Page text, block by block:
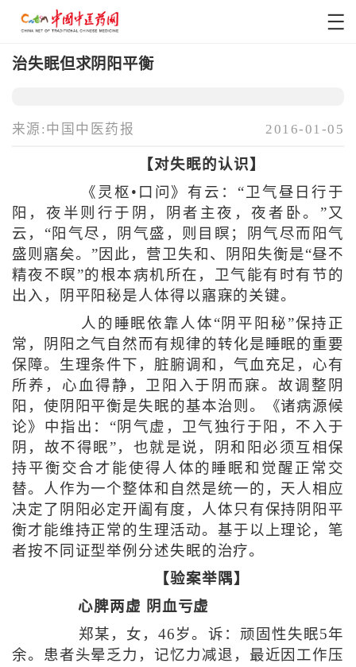
治失眠但求阴阳平衡
来源:中国中医药报 2016-01-05
【对失眠的认识】
《灵枢•口问》有云：“卫气昼日行于
阳，夜半则行于阴，阴者主夜，夜者卧。”又
云，“阳气尽，阴气盛，则目瞑；阴气尽而阳气
盛则寤矣。”因此，营卫失和、阴阳失衡是“昼不
精夜不瞑”的根本病机所在，卫气能有时有节的
出入，阴平阳秘是人体得以寤寐的关键。
人的睡眠依靠人体“阴平阳秘”保持正
常，阴阳之气自然而有规律的转化是睡眠的重要
保障。生理条件下，脏腑调和，气血充足，心有
所养，心血得静，卫阳入于阴而寐。故调整阴
阳，使阴阳平衡是失眠的基本治则。《诸病源候
论》中指出：“阴气虚，卫气独行于阳，不入于
阴，故不得眠”，也就是说，阴和阳必须互相保
持平衡交合才能使得人体的睡眠和觉醒正常交
替。人作为一个整体和自然是统一的，天人相应
决定了阴阳必定开阖有度，人体只有保持阴阳平
衡才能维持正常的生理活动。基于以上理论，笔
者按不同证型举例分述失眠的治疗。
【验案举隅】
心脾两虚 阴血亏虚
郑某，女，46岁。诉：顽固性失眠5年
余。患者头晕乏力，记忆力减退，最近因工作压